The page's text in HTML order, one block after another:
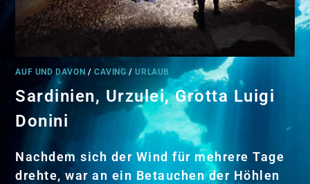
AUF UND DAVON /CAVING /URLAUB
Sardinien, Urzulei, Grotta Luigi
Donini
Nachdem sich der Wind für mehrere Tage
drehte, war an ein Betauchen der Höhlen